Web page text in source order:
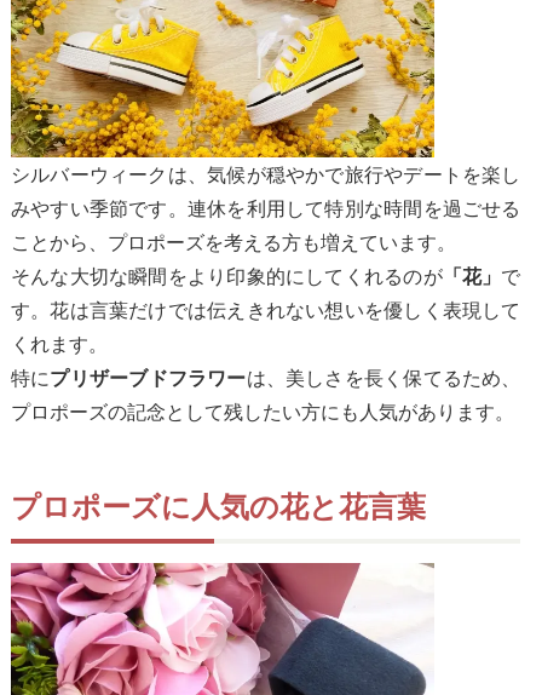
シルバーウィークは、気候が穏やかで旅行やデートを楽し
みやすい季節です。連休を利用して特別な時間を過ごせる
ことから、プロポーズを考える方も増えています。
そんな大切な瞬間をより印象的にしてくれるのが「花」 で
す。花は言葉だけでは伝えきれない想いを優しく表現して
くれます。
特にプリザーブドフラワーは、美しさを長く保てるため、
プロポーズの記念として残したい方にも人気があります。
プロポーズに人気の花と花言葉